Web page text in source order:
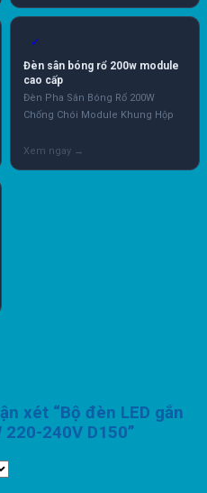
✓
Đèn sân bóng rổ 200w module
cao cấp
Đèn Pha Sân Bóng Rổ 200W
Chống Chói Module Khung Hộp
xét “Bộ đèn LED gắn
220-240V D150”